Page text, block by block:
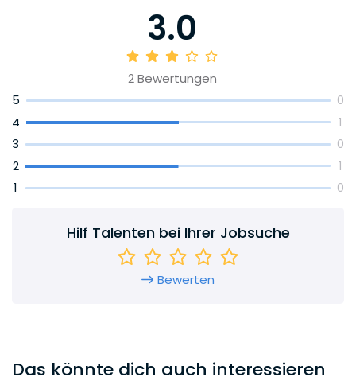
3.0
2Bewertungen
5
0
4 1
3 0
2 1
1 0
Hilf Talenten bei Ihrer Jobsuche
Bewerten
Das könnte dich auch interessieren